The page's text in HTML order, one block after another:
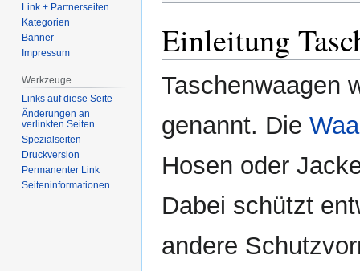
Einleitung
Taschenwaagen
genannt. Die
Hosen oder
Dabei schützt
andere
Link + Partnerseiten
Kategorien
Banner
Impressum
Werkzeuge
Links auf diese Seite
Änderungen an
verlinkten Seiten
Spezialseiten
Druckversion
Permanenter Link
Seiten­­informationen